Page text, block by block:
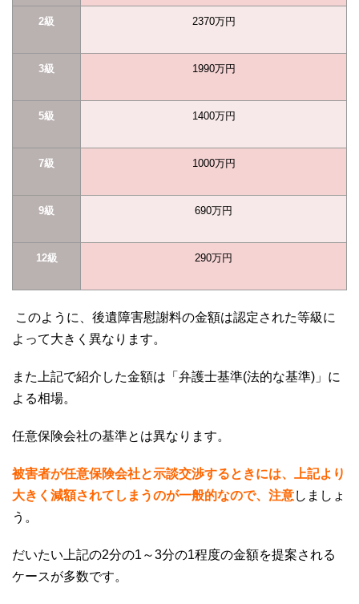
2級 2370万円
3級 1990万円
5級 1400万円
7級 1000万円
9級 690万円
12級 290万円
このように、後遺障害慰謝料の金額は認定された等級に
よって大きく異なります。
また上記で紹介した金額は「弁護士基準(法的な基準) 」に
よる相場。
任意保険会社の基準とは異なります。
被害者が任意保険会社と示談交渉するときには、上記より
大きく減額されてしまうのが一般的なので、注意しましょ
う。
だいたい上記の2分の1 ～3分の1程度の金額を提案される
ケースが多数です。